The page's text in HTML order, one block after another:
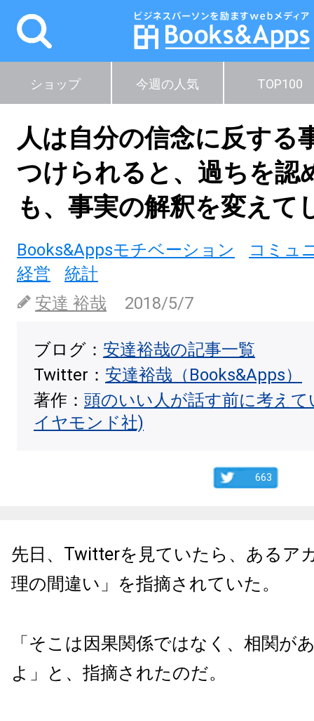
ショップ 今週の人気 TOP100
人は自分の信念に反する
つけられると、過ちを認
も、事実の解釈を変えて
Books&Appsモチベーション
コミュ
経営
統計
安達 裕哉
2018/5/7
ブログ： 安達裕哉の記事一覧
Twitter： 安達裕哉（Books&Apps）
著作： 頭のいい人が話す前に考え
イヤモンド社)
663
先日、Twitterを見ていたら、あるア
理の間違い」を指摘されていた。
「そこは因果関係ではなく、相関が
よ」と、指摘されたのだ。